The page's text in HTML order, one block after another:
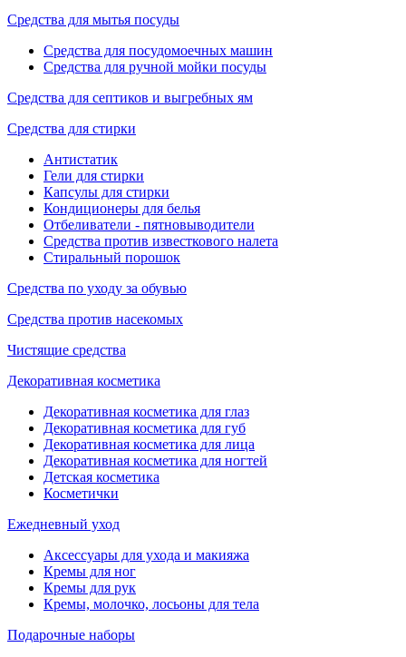
Средства для мытья посуды
Средства для посудомоечных машин
Средства для ручной мойки посуды
Средства для септиков и выгребных ям
Средства для стирки
Антистатик
Гели для стирки
Капсулы для стирки
Кондиционеры для белья
Отбеливатели - пятновыводители
Средства против известкового налета
Стиральный порошок
Средства по уходу за обувью
Средства против насекомых
Чистящие средства
Декоративная косметика
Декоративная косметика для глаз
Декоративная косметика для губ
Декоративная косметика для лица
Декоративная косметика для ногтей
Детская косметика
Косметички
Ежедневный уход
Аксессуары для ухода и макияжа
Кремы для ног
Кремы для рук
Кремы, молочко, лосьоны для тела
Подарочные наборы